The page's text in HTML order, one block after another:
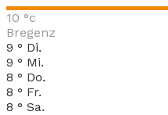
10 °c
Bregenz
9 ° Di.
9 ° Mi.
8 ° Do.
8 ° Fr.
8 ° Sa.